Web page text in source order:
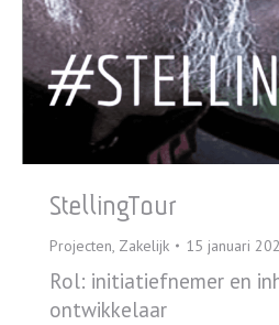
StellingTour
Projecten, Zakelijk 15 januari
Rol: initiatiefnemer en
ontwikkelaar